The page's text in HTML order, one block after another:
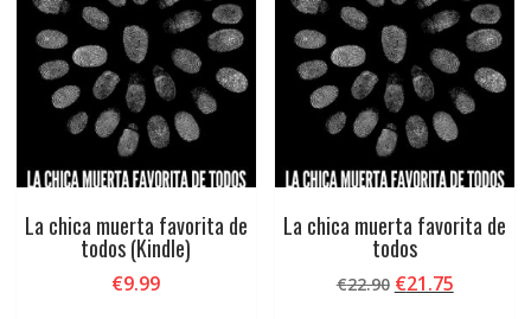
La chica muerta favorita de
todos (Kindle)
€9.99
La chica muerta favorita de
todos
€22.90 El
€21.75El